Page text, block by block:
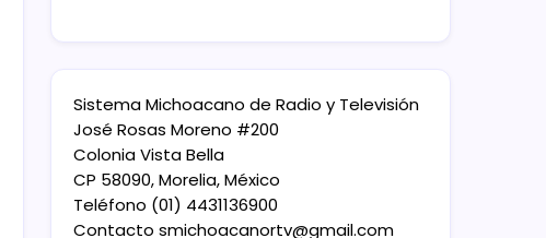
Sistema Michoacano de Radio y Televisión
José Rosas Moreno #200
Colonia Vista Bella
CP 58090, Morelia, México
Teléfono (01) 4431136900
Contacto smichoacanortv@gmail.com